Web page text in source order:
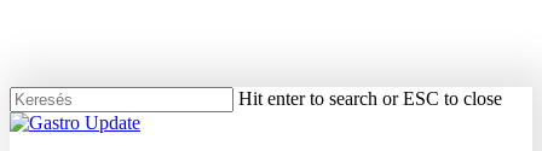
content
Hit enter to search or ESC to close
Close